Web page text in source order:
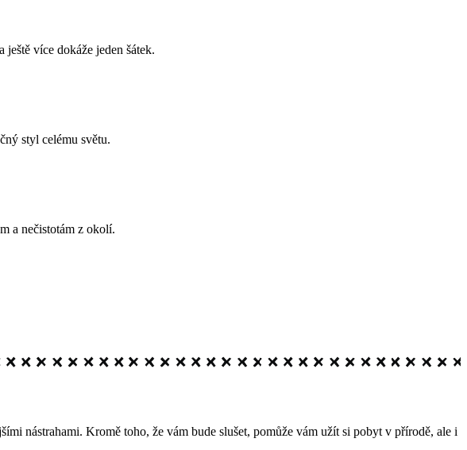
více dokáže jeden šátek.
styl celému světu.
a nečistotám z okolí.
nástrahami. Kromě toho, že vám bude slušet, pomůže vám užít si pobyt v přírodě, ale i